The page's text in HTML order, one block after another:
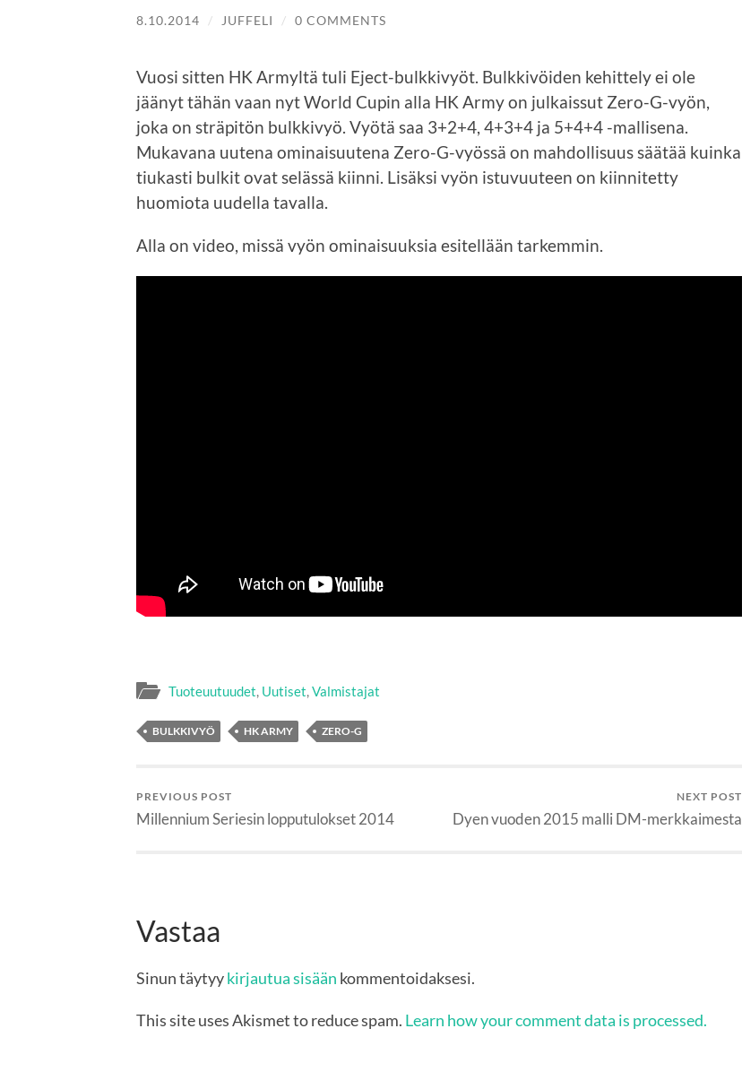
8.10.2014 / JUFFELI / 0 COMMENTS
Vuosi sitten HK Armyltä tuli Eject-bulkkivyöt. Bulkkivöiden kehittely ei ole
jäänyt tähän vaan nyt World Cupin alla HK Army on julkaissut Zero-G-vyön,
joka on sträpitön bulkkivyö. Vyötä saa 3+2+4, 4+3+4 ja 5+4+4 -mallisena.
Mukavana uutena ominaisuutena Zero-G-vyössä on mahdollisuus säätää kuinka
tiukasti bulkit ovat selässä kiinni. Lisäksi vyön istuvuuteen on kiinnitetty
huomiota uudella tavalla.
Alla on video, missä vyön ominaisuuksia esitellään tarkemmin.
Tuoteuutuudet, Uutiset,Valmistajat
BULKKIVYÖ HK ARMY ZERO-G
PREVIOUS POST
Millennium Seriesin lopputulokset 2014
NEXT POST
Dyen vuoden 2015 malli DM-merkkaimesta
Vastaa
Sinun täytyykirjautua sisään kommentoidaksesi.
This site uses Akismet to reduce spam. Learn how your comment data is processed.